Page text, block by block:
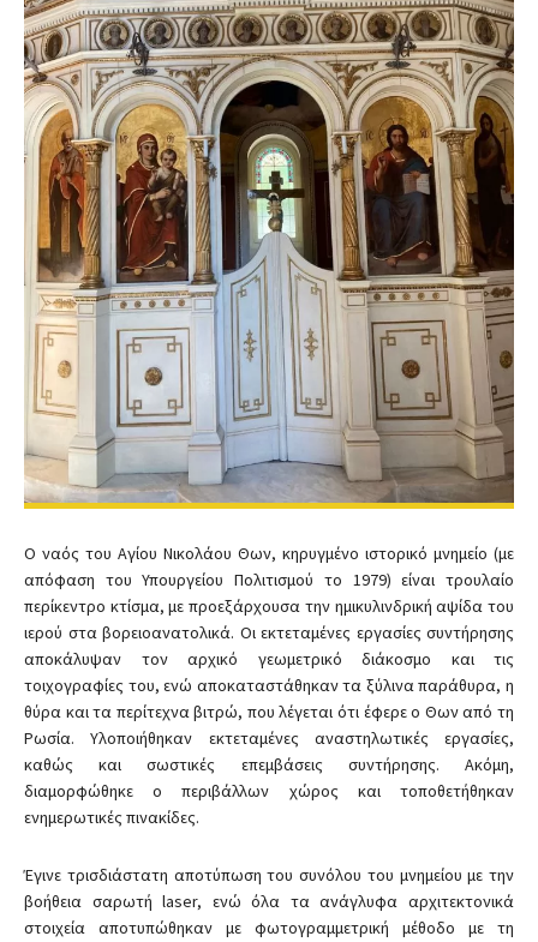
Ο ναός του Αγίου Νικολάου Θων, κηρυγμένο ιστορικό μνημείο (με
απόφαση του Υπουργείου Πολιτισμού το 1979) είναι τρουλαίο
περίκεντρο κτίσμα, με προεξάρχουσα την ημικυλινδρική αψίδα του
ιερού στα βορειοανατολικά. Οι εκτεταμένες εργασίες συντήρησης
αποκάλυψαν τον αρχικό γεωμετρικό διάκοσμο και τις
τοιχογραφίες του, ενώ αποκαταστάθηκαν τα ξύλινα παράθυρα, η
θύρα και τα περίτεχνα βιτρώ, που λέγεται ότι έφερε ο Θων από τη
Ρωσία. Υλοποιήθηκαν εκτεταμένες αναστηλωτικές εργασίες,
καθώς και σωστικές επεμβάσεις συντήρησης. Ακόμη,
διαμορφώθηκε ο περιβάλλων χώρος και τοποθετήθηκαν
ενημερωτικές πινακίδες.
Έγινε τρισδιάστατη αποτύπωση του συνόλου του μνημείου με την
βοήθεια σαρωτή laser, ενώ όλα τα ανάγλυφα αρχιτεκτονικά
στοιχεία αποτυπώθηκαν με φωτογραμμετρική μέθοδο με τη